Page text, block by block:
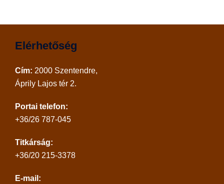
Elérhetőség
Cím: 2000 Szentendre,
Áprily Lajos tér 2.
Portai telefon:
+36/26 787-045
Titkárság:
+36/20 215-3378
E-mail: